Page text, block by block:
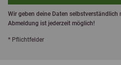
Wir geben deine Daten
Abmeldung ist jederzeit möglich!
* Pflichtfelder